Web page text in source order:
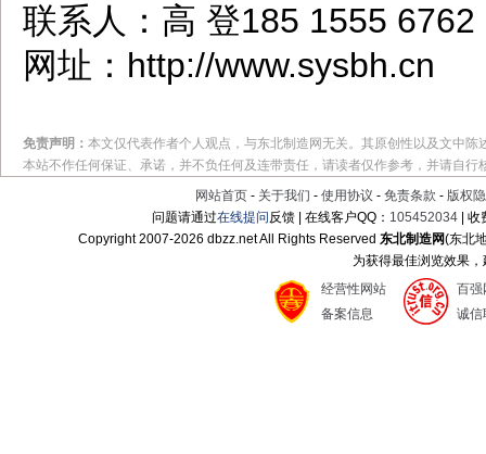
联系人：高 登185 1555 6762
网址：http://www.sysbh.cn
免责声明： 本文仅代表作者个人观点，与东北制造网无关。其原创性以及文中
本站不作任何保证、承诺，并不负任何及连带责任，请读者仅作参考，并请自行
网站首页 - 关于我们 - 使用协议 - 免责条款 - 版权
问题请通过在线提问反馈 | 在线客户QQ： 105452034 |
Copyright 2007-2026 dbzz.net All Rights Reserved东北制造网(东北
为获得最佳浏览效果
经营性网站
备案信息
百强
诚信